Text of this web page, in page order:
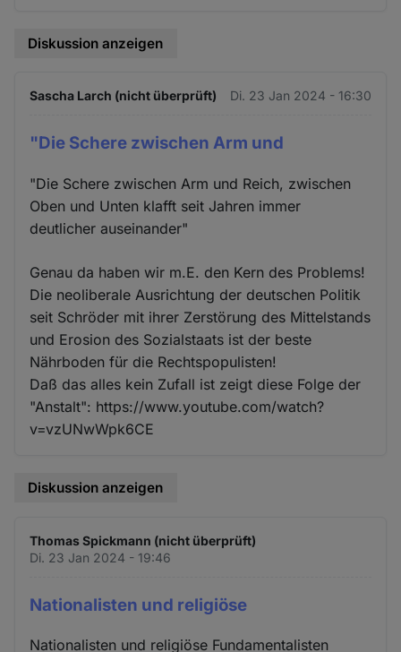
Diskussion anzeigen
Sascha Larch (nicht überprüft) Di. 23 Jan 2024 - 16:30
"Die Schere zwischen Arm und
"Die Schere zwischen Arm und Reich, zwischen
Oben und Unten klafft seit Jahren immer
deutlicher auseinander"
Genau da haben wir m.E. den Kern des Problems!
Die neoliberale Ausrichtung der deutschen Politik
seit Schröder mit ihrer Zerstörung des Mittelstands
und Erosion des Sozialstaats ist der beste
Nährboden für die Rechtspopulisten!
Daß das alles kein Zufall ist zeigt diese Folge der
"Anstalt": https://www.youtube.com/watch?
v=vzUNwWpk6CE
Diskussion anzeigen
Thomas Spickmann (nicht überprüft)
Di. 23 Jan 2024 - 19:46
Nationalisten und religiöse
Nationalisten und religiöse Fundamentalisten